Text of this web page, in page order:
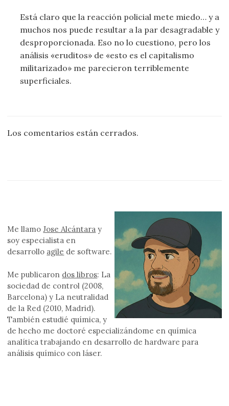
Está claro que la reacción policial mete miedo… y a
muchos nos puede resultar a la par desagradable y
desproporcionada. Eso no lo cuestiono, pero los
análisis «eruditos» de «esto es el capitalismo
militarizado» me parecieron terriblemente
superficiales.
Los comentarios están cerrados.
Me llamoJose Alcántara y
soy especialista en
desarrollo agile de software.
Me publicaron dos libros: La
sociedad de control (2008,
Barcelona) y La neutralidad
de la Red (2010, Madrid).
También estudié química, y
de hecho me doctoré especializándome en química
analítica trabajando en desarrollo de hardware para
análisis químico con láser.